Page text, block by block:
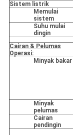
Sistem listrik
Memulai
sistem
Suhu mulai
dingin
Cairan & Pelumas
Operasi:
Minyak bakar
Minyak
pelumas
Cairan
pendingin